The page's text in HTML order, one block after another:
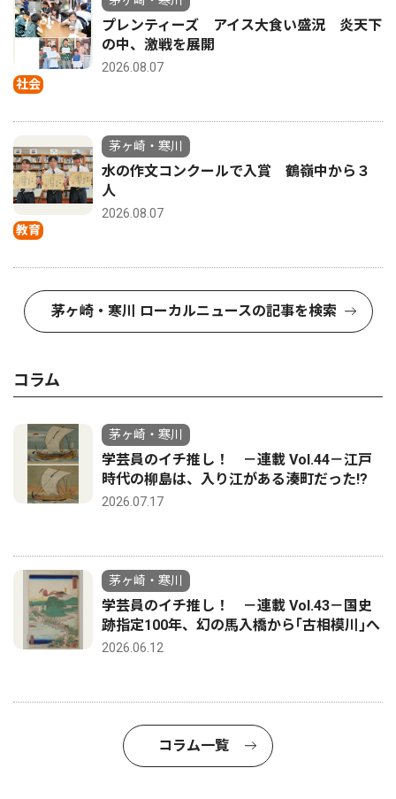
社会
プレンティーズ アイス大食い盛況 炎天下
の中、激戦を展開
2026.08.07
教育
茅ヶ崎・寒川
水の作文コンクールで入賞 鶴嶺中から３
人
2026.08.07
茅ヶ崎・寒川 ローカルニュースの記事を検索
コラム
茅ヶ崎・寒川
学芸員のイチ推し！ －連載 Vol.44－江戸
時代の柳島は、入り江がある湊町だった!?
2026.07.17
茅ヶ崎・寒川
学芸員のイチ推し！ －連載 Vol.43－国史
跡指定100年、幻の馬入橋から｢古相模川｣へ
2026.06.12
コラム一覧